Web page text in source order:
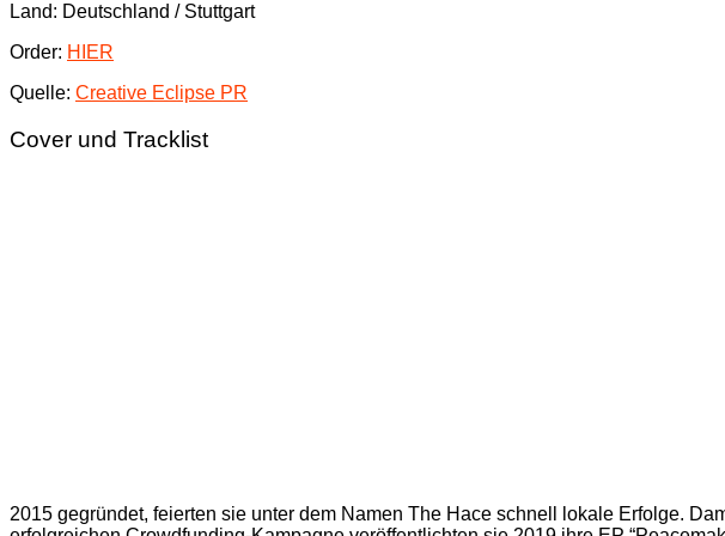
Land: Deutschland / Stuttgart
Order: HIER
Quelle: Creative Eclipse PR
Cover und Tracklist
2015 gegründet, feierten sie unter dem Namen The Hace schnell lokale Erfolge.